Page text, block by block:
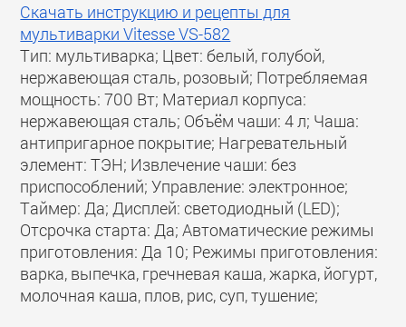
Скачать инструкцию и рецепты для
мультиварки Vitesse VS-582
Тип: мультиварка; Цвет: белый, голубой,
нержавеющая сталь, розовый; Потребляемая
мощность: 700 Вт; Материал корпуса:
нержавеющая сталь; Объём чаши: 4 л; Чаша:
антипригарное покрытие; Нагревательный
элемент: ТЭН; Извлечение чаши: без
приспособлений; Управление: электронное;
Таймер: Да; Дисплей: светодиодный (LED);
Отсрочка старта: Да; Автоматические режимы
приготовления: Да 10; Режимы приготовления:
варка, выпечка, гречневая каша, жарка, йогурт,
молочная каша, плов, рис, суп, тушение;